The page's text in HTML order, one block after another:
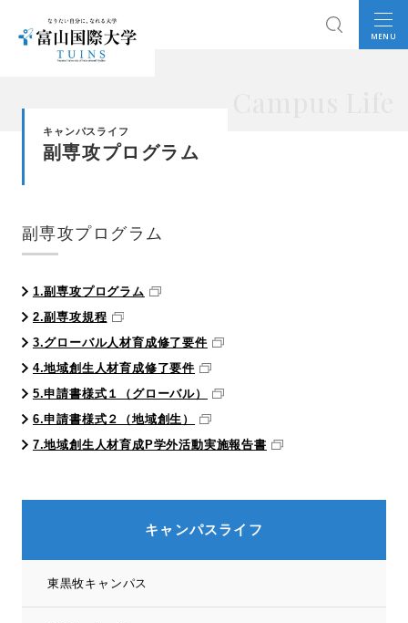
MENU
キャンパスライフ
副専攻プログラム
副専攻プログラム
1.副専攻プログラム
2.副専攻規程
3.グローバル人材育成修了要件
4.地域創生人材育成修了要件
5.申請書様式１（グローバル）
6.申請書様式２（地域創生）
7.地域創生人材育成P学外活動実施報告書
キャンパスライフ
東黒牧キャンパス